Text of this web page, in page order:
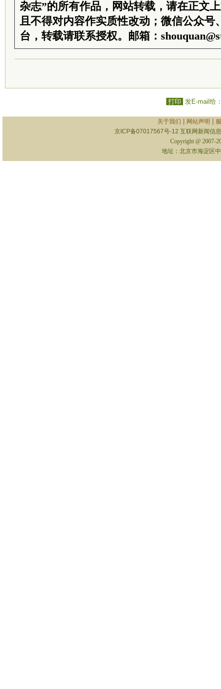
杂志”的所有作品，网站转载，请在正文
且不得对内容作实质性改动；微信公众号
台，转载请联系授权。邮箱：
打印 发E-mail给
关于我们 网站声明
京ICP备07017567号-12 互联网新闻信
Copyright @ 2007-
地址：北京市海淀区